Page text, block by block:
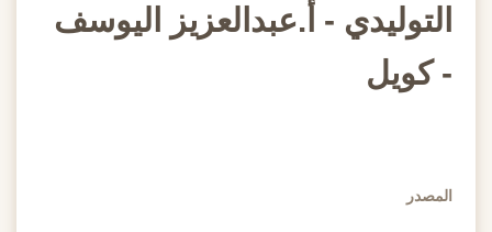
التوليدي - أ.عبدالعزيز اليوسف
- كويل
المصدر